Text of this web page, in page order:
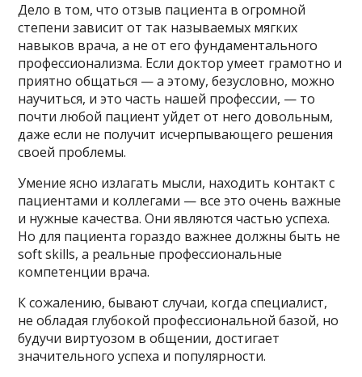
Дело в том, что отзыв пациента в огромной
степени зависит от так называемых мягких
навыков врача, а не от его фундаментального
профессионализма. Если доктор умеет грамотно и
приятно общаться — а этому, безусловно, можно
научиться, и это часть нашей профессии, — то
почти любой пациент уйдет от него довольным,
даже если не получит исчерпывающего решения
своей проблемы.
Умение ясно излагать мысли, находить контакт с
пациентами и коллегами — все это очень важные
и нужные качества. Они являются частью успеха.
Но для пациента гораздо важнее должны быть не
soft skills, а реальные профессиональные
компетенции врача.
К сожалению, бывают случаи, когда специалист,
не обладая глубокой профессиональной базой, но
будучи виртуозом в общении, достигает
значительного успеха и популярности.